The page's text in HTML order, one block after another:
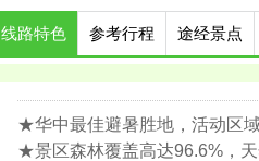
线路特色 参考行程 途经景点
★华中最佳避暑胜地，活动区
★景区森林覆盖高达96.6%，